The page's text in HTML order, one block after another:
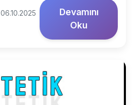
06.10.2025
Devamını
Oku